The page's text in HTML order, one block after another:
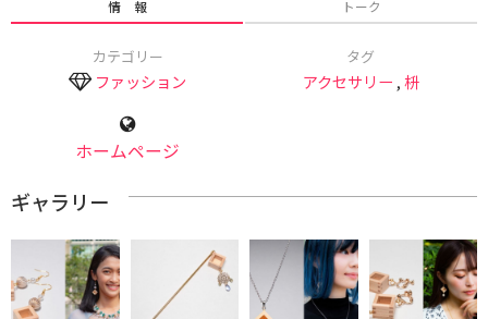
情 報 トーク
カテゴリー
ファッション
タグ
アクセサリー ,枡
ホームページ
ギャラリー